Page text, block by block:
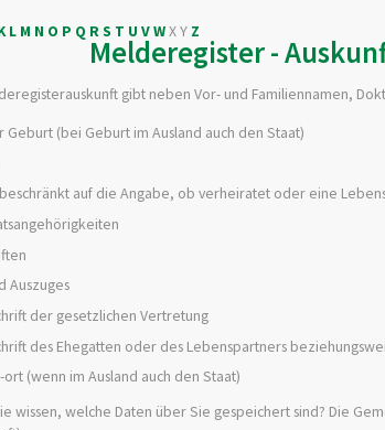
L M N O P Q RS T U VWXY Z
Melderegister -
gibt neben Vor- und Familiennamen,
Geburt (bei Geburt im Ausland auch den Staat)
auf die Angabe, ob verheiratet oder eine
Auszuges
der gesetzlichen Vertretung
des Ehegatten oder des Lebenspartners
(wenn im Ausland auch den Staat)
wissen, welche Daten über Sie gespeichert sind? Die